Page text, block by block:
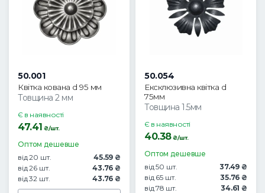
50.001
Квітка кована d 95 мм
Товщина 2 мм
Є в наявності
47.41 ₴/шт.
Оптом дешевше
від 20 шт.
45.59 ₴
від 26 шт.
43.76 ₴
від 32 шт.
43.76 ₴
50.054
Ексклюзивна квітка d
75мм
Товщина 1.5мм
Є в наявності
40.38₴/шт.
Оптом дешевше
від 50 шт.
37.49 ₴
від 65 шт.
35.76 ₴
від 78 шт.
34.61 ₴